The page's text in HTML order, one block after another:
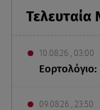
Τελευταία
10.08.26 , 03:00
09.08.26 , 23:50